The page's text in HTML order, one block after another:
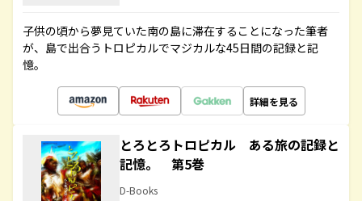
子供の頃から夢見ていた南の島に滞在することになった筆者
が、島で出合うトロピカルでマジカルな45日間の記録と記
憶。
詳細を見る
とろとろトロピカル ある旅の記録と
記憶。 第5巻
D-Books